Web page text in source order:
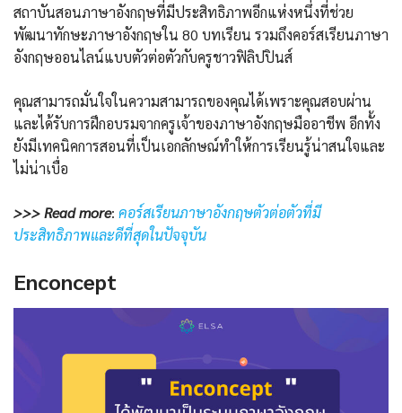
สถาบันสอนภาษาอังกฤษที่มีประสิทธิภาพอีกแห่งหนึ่งที่ช่วย
พัฒนาทักษะภาษาอังกฤษใน 80 บทเรียน รวมถึงคอร์สเรียนภาษา
อังกฤษออนไลน์แบบตัวต่อตัวกับครูชาวฟิลิปปินส์
คุณสามารถมั่นใจในความสามารถของคุณได้เพราะคุณสอบผ่าน
และได้รับการฝึกอบรมจากครูเจ้าของภาษาอังกฤษมืออาชีพ อีกทั้ง
ยังมีเทคนิคการสอนที่เป็นเอกลักษณ์ทำให้การเรียนรู้น่าสนใจและ
ไม่น่าเบื่อ
>>> Read more: คอร์สเรียนภาษาอังกฤษตัวต่อตัวที่มี
ประสิทธิภาพและดีที่สุดในปัจจุบัน
Enconcept